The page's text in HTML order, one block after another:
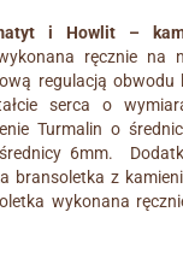
i Howlit –
ręcznie na
regulacją obwodu
serca o
Turmalin o
6mm.
bransoletka z
wykonana